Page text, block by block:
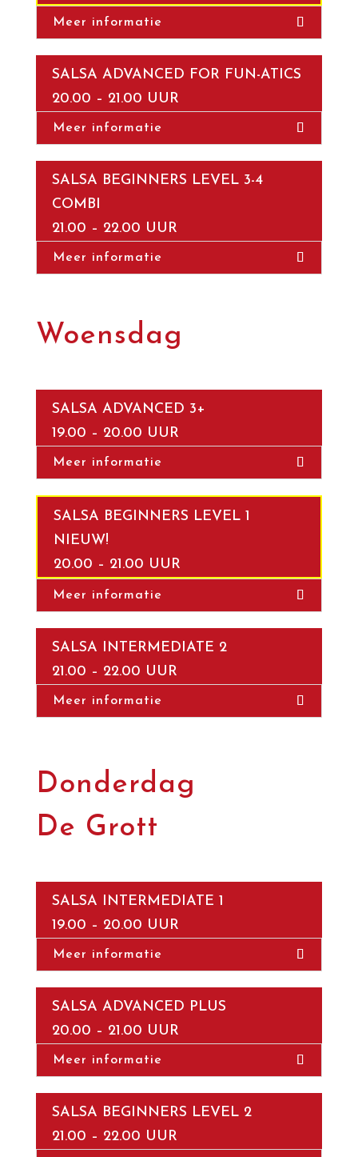
Meer informatie
SALSA ADVANCED FOR FUN-ATICS
20.00 – 21.00 UUR
Meer informatie
SALSA BEGINNERS LEVEL 3-4
COMBI
21.00 – 22.00 UUR
Meer informatie
Woensdag
SALSA ADVANCED 3+
19.00 – 20.00 UUR
Meer informatie
SALSA BEGINNERS LEVEL 1
NIEUW!
20.00 – 21.00 UUR
Meer informatie
SALSA INTERMEDIATE 2
21.00 – 22.00 UUR
Meer informatie
Donderdag
De Grott
SALSA INTERMEDIATE 1
19.00 – 20.00 UUR
Meer informatie
SALSA ADVANCED PLUS
20.00 – 21.00 UUR
Meer informatie
SALSA BEGINNERS LEVEL 2
21.00 – 22.00 UUR